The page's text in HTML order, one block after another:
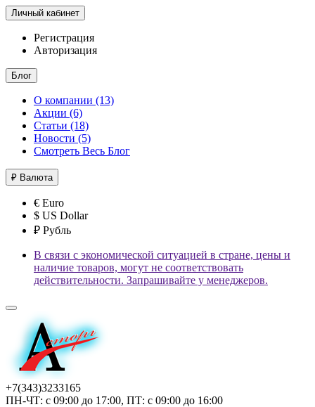
Личный кабинет
Регистрация
Авторизация
Блог
О компании (13)
Акции (6)
Статьи (18)
Новости (5)
Смотреть Весь Блог
₽ Валюта
€ Euro
$ US Dollar
₽ Рубль
В связи с экономической ситуацией в стране, цены и
наличие товаров, могут не соответствовать
действительности. Запрашивайте у менеджеров.
+7(343)3233165
ПН-ЧТ: с 09:00 до 17:00, ПТ: с 09:00 до 16:00